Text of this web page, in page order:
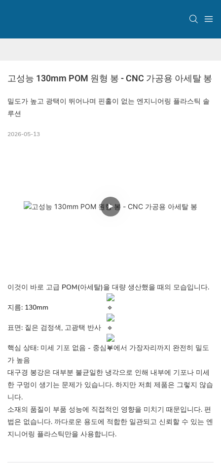
고성능 130mm POM 원형 봉 - CNC 가공용 아세탈 봉
밀도가 높고 광택이 뛰어나며 핀홀이 없는 엔지니어링 플라스틱 솔
루션
2026-05-13
이것이 바로 고급 POM(아세탈)을 대량 생산했을 때의 모습입니다.
지름: 130mm
표면: 짙은 검정색, 고광택 반사
핵심 상태: 미세 기포 없음 - 중심부에서 가장자리까지 완전히 밀도
가 높음
대구경 봉강은 대부분 불균일한 냉각으로 인해 내부에 기포나 미세
한 구멍이 생기는 문제가 있습니다. 하지만 저희 제품은 그렇지 않습
니다.
소재의 품질이 부품 성능에 직접적인 영향을 미치기 때문입니다. 편
법은 없습니다. 까다로운 용도에 적합한 일관되고 신뢰할 수 있는 엔
지니어링 플라스틱만을 사용합니다.